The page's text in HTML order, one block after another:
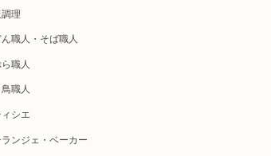
理
ん職人・そば職人
職人
職人
シエ
ンジェ・ベーカー